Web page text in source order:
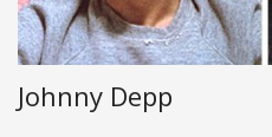
Johnny Depp